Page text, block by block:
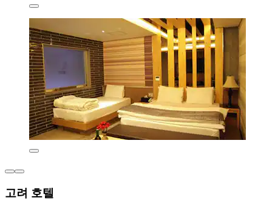
고려 호텔